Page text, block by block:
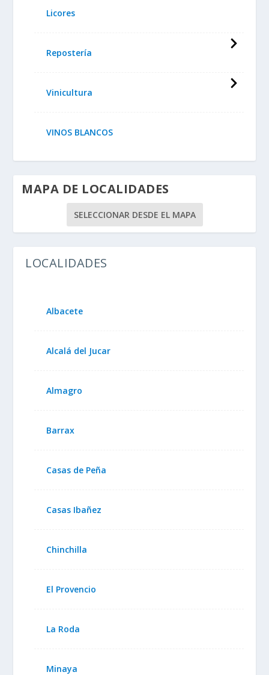
Licores
Repostería
Vinicultura
VINOS BLANCOS
MAPA DE LOCALIDADES
SELECCIONAR DESDE EL MAPA
LOCALIDADES
Albacete
Alcalá del Jucar
Almagro
Barrax
Casas de Peña
Casas Ibañez
Chinchilla
El Provencio
La Roda
Minaya